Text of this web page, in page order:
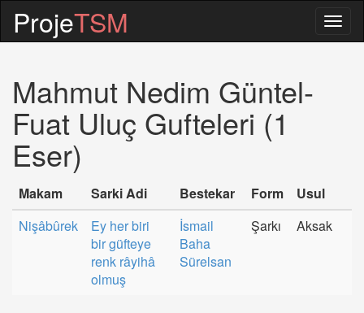
ProjeTSM
Mahmut Nedim Güntel-
Fuat Uluç Gufteleri (1
Eser)
Makam Sarki Adi Bestekar Form
Usul
Nişâbûrek
Ey her biri
bir güfteye
renk râyihâ
olmuş
İsmail
Baha
Sürelsan
Şarkı Aksak